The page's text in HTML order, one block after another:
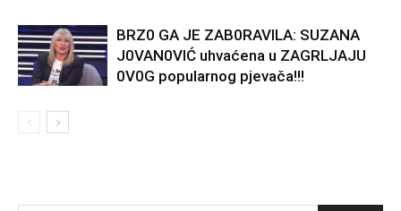
BRZ0 GA JE ZAB0RAVlLA: SUZANA
J0VAN0VIĆ uhvaćena u ZAGRLJAJU
0V0G popularnog pjevača!!!